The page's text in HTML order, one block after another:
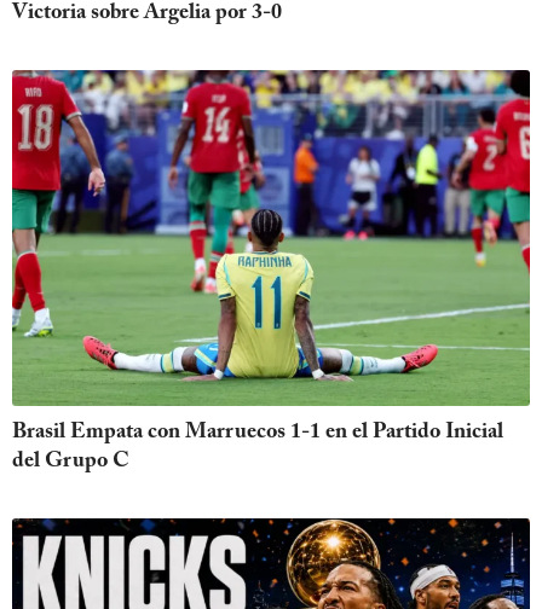
Victoria sobre Argelia por 3-0
Brasil Empata con Marruecos 1-1 en el Partido Inicial
del Grupo C